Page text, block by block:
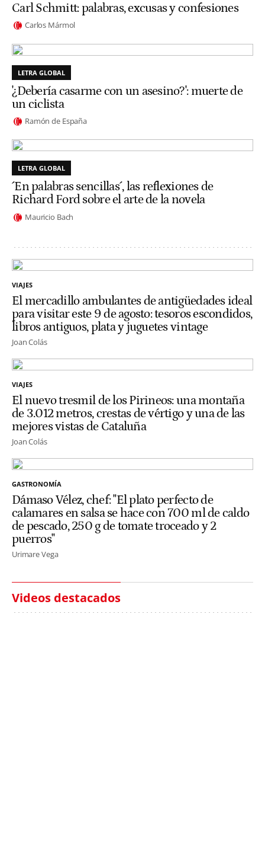
Carl Schmitt: palabras, excusas y confesiones
Carlos Mármol
LETRA GLOBAL
'¿Debería casarme con un asesino?': muerte de
un ciclista
Ramón de España
LETRA GLOBAL
´En palabras sencillas´, las reflexiones de
Richard Ford sobre el arte de la novela
Mauricio Bach
VIAJES
El mercadillo ambulantes de antigüedades ideal
para visitar este 9 de agosto: tesoros escondidos,
libros antiguos, plata y juguetes vintage
Joan Colás
VIAJES
El nuevo tresmil de los Pirineos: una montaña
de 3.012 metros, crestas de vértigo y una de las
mejores vistas de Cataluña
Joan Colás
GASTRONOMÍA
Dámaso Vélez, chef: "El plato perfecto de
calamares en salsa se hace con 700 ml de caldo
de pescado, 250 g de tomate troceado y 2
puerros"
Urimare Vega
Videos destacados